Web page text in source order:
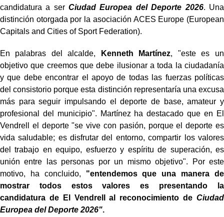
candidatura a serCiudad Europea del Deporte 2026. Una
distinción otorgada por la asociación ACES Europe (European
Capitals and Cities of Sport Federation).
En palabras del alcalde, Kenneth Martínez, "este es un
objetivo que creemos que debe ilusionar a toda la ciudadanía
y que debe encontrar el apoyo de todas las fuerzas políticas
del consistorio porque esta distinción representaría una excusa
más para seguir impulsando el deporte de base, amateur y
profesional del municipio". Martínez ha destacado que en El
Vendrell el deporte "se vive con pasión, porque el deporte es
vida saludable; es disfrutar del entorno, compartir los valores
del trabajo en equipo, esfuerzo y espíritu de superación, es
unión entre las personas por un mismo objetivo". Por este
motivo, ha concluido, "entendemos que una manera de
mostrar todos estos valores es presentando la
candidatura de El Vendrell al reconocimiento de Ciudad
Europea del Deporte 2026".